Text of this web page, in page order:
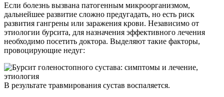
Если болезнь вызвана патогенным микроорганизмом,
дальнейшее развитие сложно предугадать, но есть риск
развития гангрены или заражения крови. Независимо от
этиологии бурсита, для назначения эффективного лечения
необходимо посетить доктора. Выделяют такие факторы,
провоцирующие недуг:
В результате травмирования сустав воспаляется.